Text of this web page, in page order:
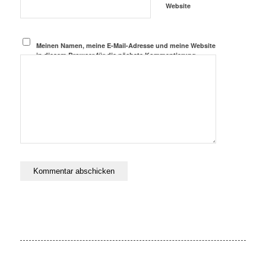
Website
Meinen Namen, meine E-Mail-Adresse und meine Website
in diesem Browser für die nächste Kommentierung